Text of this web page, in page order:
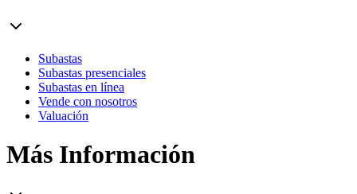
Subastas
Subastas presenciales
Subastas en línea
Vende con nosotros
Valuación
Más Información